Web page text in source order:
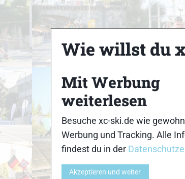
22 23
Wie willst du
Mit Werbung
weiterlesen
Besuche xc-ski.de wie
Werbung und Tracking. Alle
findest du in der
Akzeptieren und weiter